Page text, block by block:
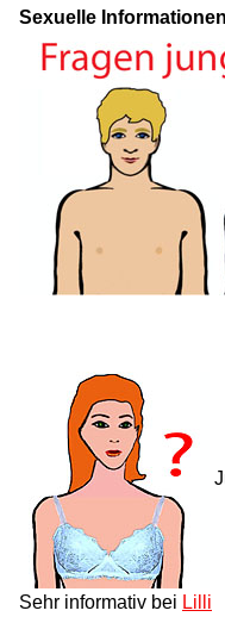
Sexuelle
Sehr informativ bei Lilli